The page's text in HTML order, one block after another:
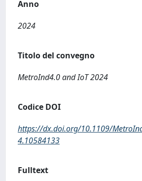
Anno
2024
Titolo del convegno
MetroInd4.0 and IoT 2024
Codice DOI
https://dx.doi.org/10.1109/
4.10584133
Fulltext